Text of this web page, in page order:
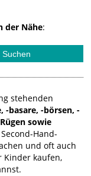
der Nähe:
stehenden
-basare, -börsen, -
sowie
Hand-
und oft auch
Kinder kaufen,